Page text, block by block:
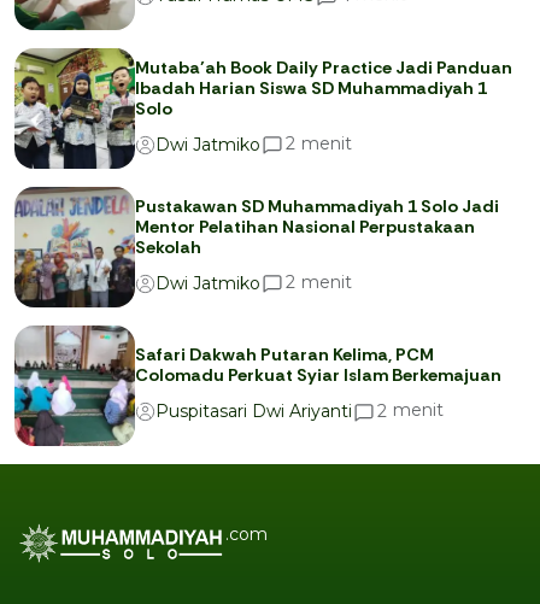
Mutaba’ah Book Daily Practice Jadi Panduan
Ibadah Harian Siswa SD Muhammadiyah 1
Solo
Dwi Jatmiko
2 menit
Pustakawan SD Muhammadiyah 1 Solo Jadi
Mentor Pelatihan Nasional Perpustakaan
Sekolah
Dwi Jatmiko
2 menit
Safari Dakwah Putaran Kelima, PCM
Colomadu Perkuat Syiar Islam Berkemajuan
Puspitasari Dwi Ariyanti
2 menit
.com